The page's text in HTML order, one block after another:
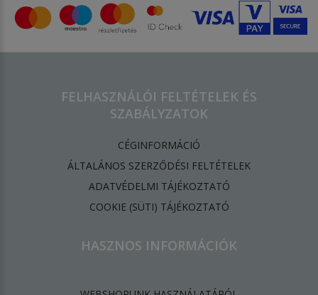
FELHASZNÁLÓI FELTÉTELEK ÉS
SZABÁLYZATOK
CÉGINFORMÁCIÓ
ÁLTALÁNOS SZERZŐDÉSI FELTÉTELEK
ADATVÉDELMI TÁJÉKOZTATÓ
​COOKIE (SÜTI) TÁJÉKOZTATÓ
HASZNOS INFORMÁCIÓK